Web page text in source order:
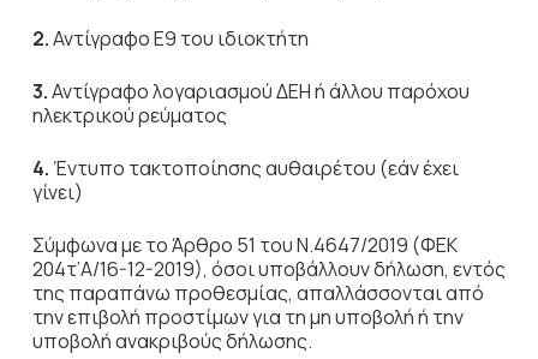
2.Αντίγραφο Ε9 του ιδιοκτήτη
3.Αντίγραφο λογαριασμού ΔΕΗ ή άλλου παρόχου
ηλεκτρικού ρεύματος
4. Έντυπο τακτοποίησης αυθαιρέτου (εάν έχει
γίνει)
Σύμφωνα με το Άρθρο 51 του Ν.4647/2019 (ΦΕΚ
204τ’Α/16-12-2019), όσοι υποβάλλουν δήλωση, εντός
της παραπάνω προθεσμίας, απαλλάσσονται από
την επιβολή προστίμων για τη μη υποβολή ή την
υποβολή ανακριβούς δήλωσης.